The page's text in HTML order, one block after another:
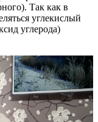
Так как в
углекислый
углерода)